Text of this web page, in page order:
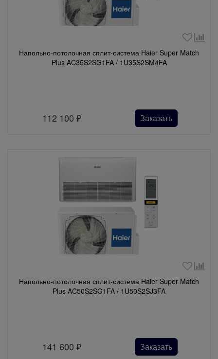
Напольно-потолочная сплит-система Haier Super Match
Plus AC35S2SG1FA / 1U35S2SM4FA
112 100₽ Заказать
Напольно-потолочная сплит-система Haier Super Match
Plus AC50S2SG1FA / 1U50S2SJ3FA
141 600₽ Заказать